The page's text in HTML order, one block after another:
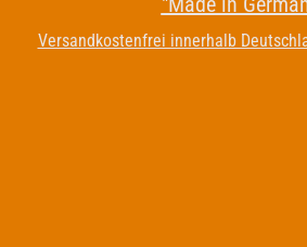
Versandkostenfrei innerhalb